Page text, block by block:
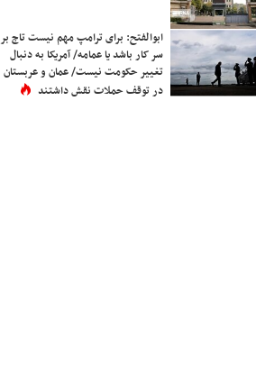
ابوالفتح: برای ترامپ مهم نیست تاج بر
سر کار باشد یا عمامه/ آمریکا به دنبال
تغییر حکومت نیست/ عمان و عربستان
در توقف حملات نقش داشتند